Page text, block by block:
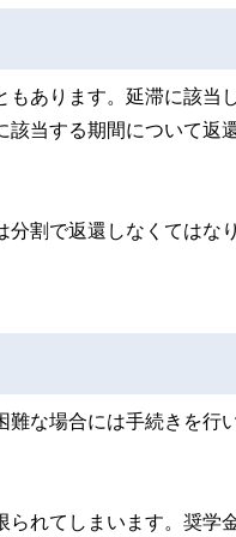
もあります。延滞に該当
該当する期間について返
分割で返還しなくてはな
難な場合には手続きを行
られてしまいます。奨学